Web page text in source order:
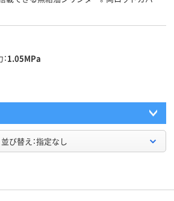
1.05MPa
並び替え：指定なし